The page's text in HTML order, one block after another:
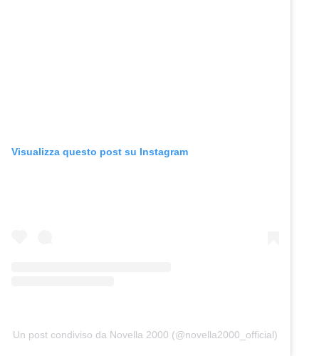
Visualizza questo post su Instagram
Un post condiviso da Novella 2000 (@novella2000_official)